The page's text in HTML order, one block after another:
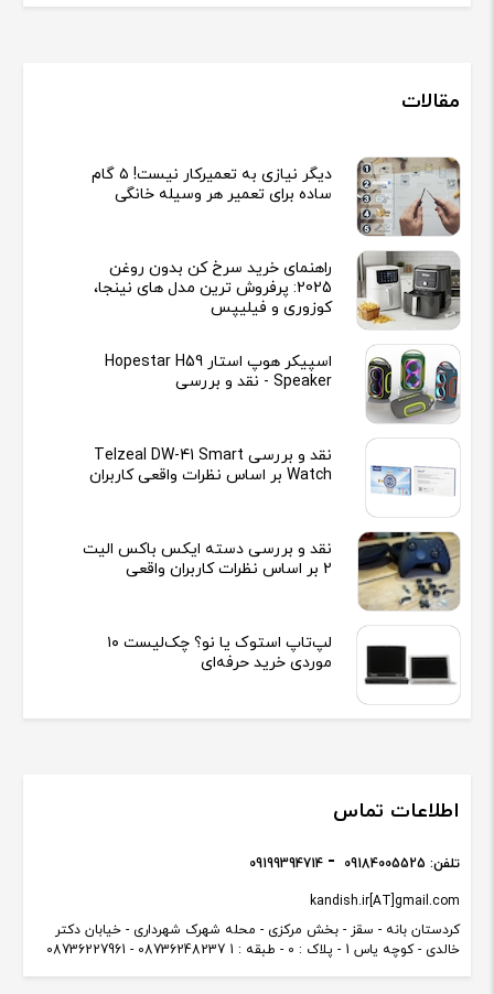
مقالات
دیگر نیازی به تعمیرکار نیست! ۵ گام
ساده برای تعمیر هر وسیله خانگی
راهنمای خرید سرخ کن بدون روغن
2025: پرفروش ترین مدل های نینجا،
کوزوری و فیلیپس
اسپیکر هوپ استار Hopestar H59
Speaker - نقد و بررسی
نقد و بررسی Telzeal DW-41 Smart
Watch بر اساس نظرات واقعی کاربران
نقد و بررسی دسته ایکس باکس الیت
2 بر اساس نظرات کاربران واقعی
لپ‌تاپ استوک یا نو؟ چک‌لیست ۱۰
موردی خرید حرفه‌ای
اطلاعات تماس
کردستان بانه - سقز - بخش مرکزی - محله شهرک شهرداری - خیابان دکتر
خالدی - کوچه یاس 1 - پلاک : 0 - طبقه : 1 08736248237 - 08736227961
kandish.ir[AT]gmail.com
تلفن: 09184005525
09199394714